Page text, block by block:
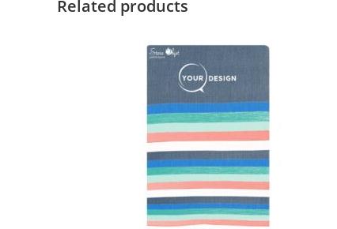
Related products